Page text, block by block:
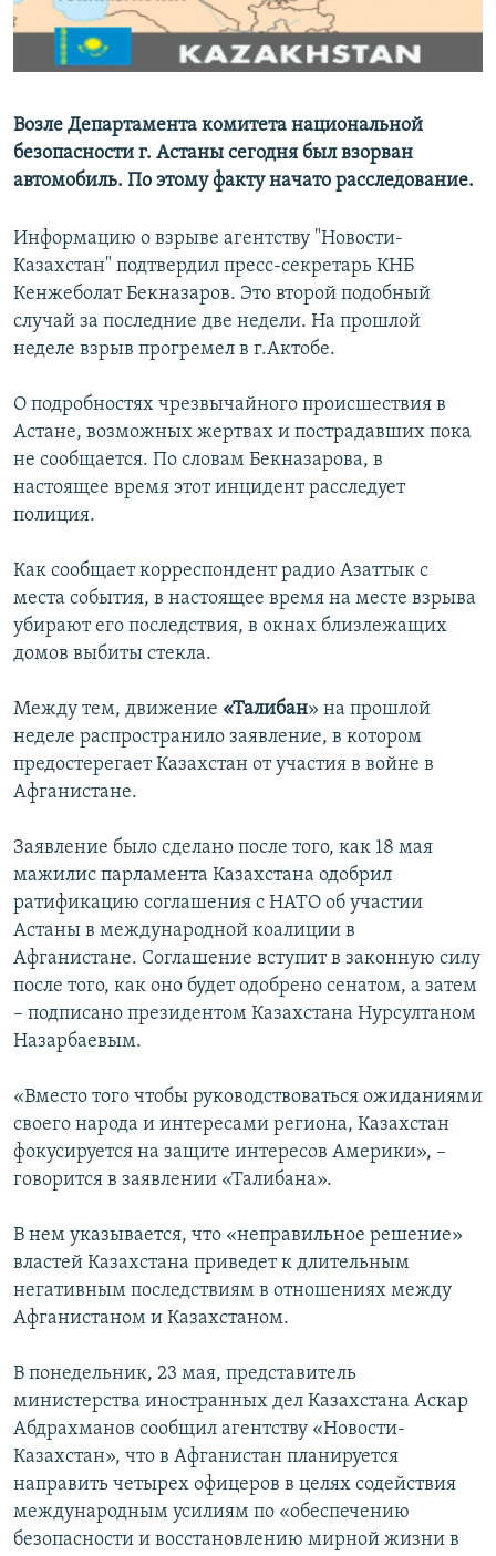
Возле Департамента комитета национальной
безопасности г. Астаны сегодня был взорван
автомобиль. По этому факту начато расследование.
Информацию о взрыве агентству "Новости-
Казахстан" подтвердил пресс-секретарь КНБ
Кенжеболат Бекназаров. Это второй подобный
случай за последние две недели. На прошлой
неделе взрыв прогремел в г.Актобе.
О подробностях чрезвычайного происшествия в
Астане, возможных жертвах и пострадавших пока
не сообщается. По словам Бекназарова, в
настоящее время этот инцидент расследует
полиция.
Как сообщает корреспондент радио Азаттык с
места события, в настоящее время на месте взрыва
убирают его последствия, в окнах близлежащих
домов выбиты стекла.
Между тем, движение «Талибан» на прошлой
неделе распространило заявление, в котором
предостерегает Казахстан от участия в войне в
Афганистане.
Заявление было сделано после того, как 18 мая
мажилис парламента Казахстана одобрил
ратификацию соглашения с НАТО об участии
Астаны в международной коалиции в
Афганистане. Соглашение вступит в законную силу
после того, как оно будет одобрено сенатом, а затем
– подписано президентом Казахстана Нурсултаном
Назарбаевым.
«Вместо того чтобы руководствоваться ожиданиями
своего народа и интересами региона, Казахстан
фокусируется на защите интересов Америки», –
говорится в заявлении «Талибана».
В нем указывается, что «неправильное решение»
властей Казахстана приведет к длительным
негативным последствиям в отношениях между
Афганистаном и Казахстаном.
В понедельник, 23 мая, представитель
министерства иностранных дел Казахстана Аскар
Абдрахманов сообщил агентству «Новости-
Казахстан», что в Афганистан планируется
направить четырех офицеров в целях содействия
международным усилиям по «обеспечению
безопасности и восстановлению мирной жизни в